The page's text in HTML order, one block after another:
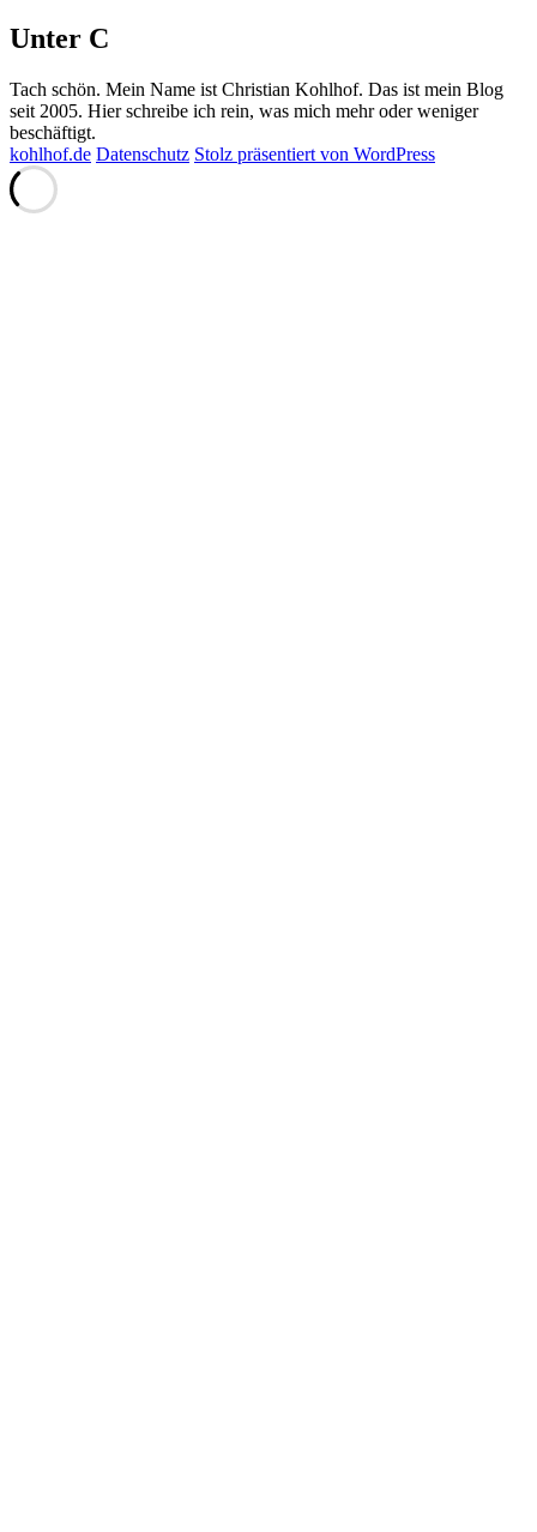
Unter C
Tach schön. Mein Name ist Christian Kohlhof. Das ist mein Blog
seit 2005. Hier schreibe ich rein, was mich mehr oder weniger
beschäftigt.
kohlhof.de Datenschutz Stolz präsentiert von WordPress